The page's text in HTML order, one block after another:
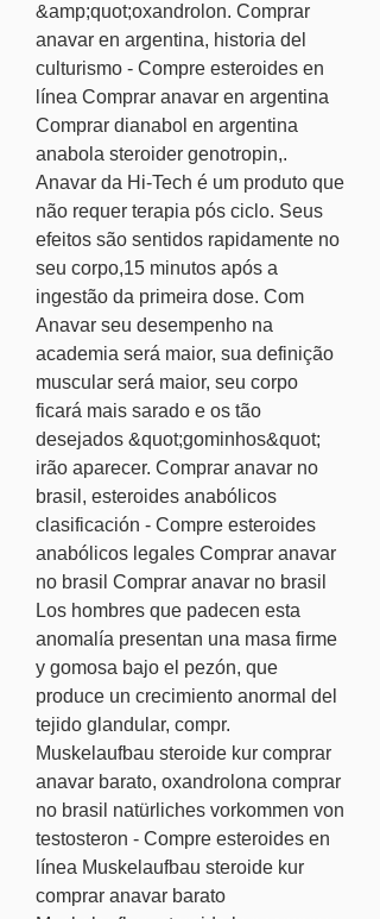
&amp;quot;oxandrolon. Comprar
anavar en argentina, historia del
culturismo - Compre esteroides en
línea Comprar anavar en argentina
Comprar dianabol en argentina
anabola steroider genotropin,.
Anavar da Hi-Tech é um produto que
não requer terapia pós ciclo. Seus
efeitos são sentidos rapidamente no
seu corpo,15 minutos após a
ingestão da primeira dose. Com
Anavar seu desempenho na
academia será maior, sua definição
muscular será maior, seu corpo
ficará mais sarado e os tão
desejados &quot;gominhos&quot;
irão aparecer. Comprar anavar no
brasil, esteroides anabólicos
clasificación - Compre esteroides
anabólicos legales Comprar anavar
no brasil Comprar anavar no brasil
Los hombres que padecen esta
anomalía presentan una masa firme
y gomosa bajo el pezón, que
produce un crecimiento anormal del
tejido glandular, compr.
Muskelaufbau steroide kur comprar
anavar barato, oxandrolona comprar
no brasil natürliches vorkommen von
testosteron - Compre esteroides en
línea Muskelaufbau steroide kur
comprar anavar barato